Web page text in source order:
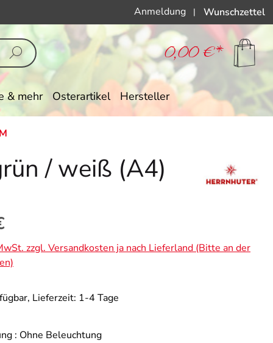
Anmeldung | Wunschzettel
0,00 €*
& mehr Osterartikel Hersteller
/ weiß (A4)
zzgl. Versandkosten ja nach Lieferland (Bitte an der
Lieferzeit: 1-4 Tage
: Ohne Beleuchtung